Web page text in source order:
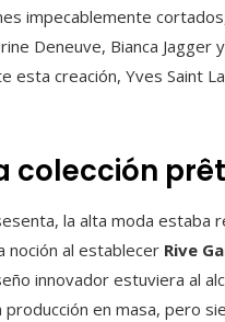
impecablemente
Deneuve, Bianca Jagger
esta creación, Yves Saint
colección
la alta moda estaba
noción al establecer Rive
innovador estuviera al
producción en masa, pero